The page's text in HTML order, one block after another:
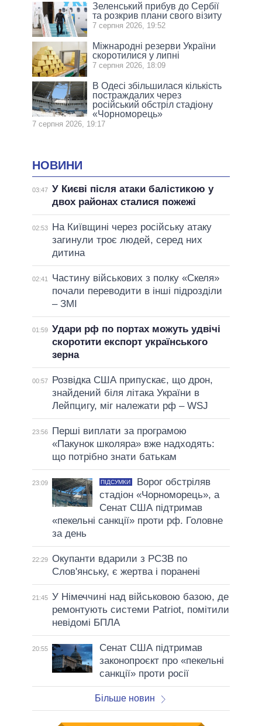
Зеленський прибув до Сербії
та розкрив плани свого візиту
7 серпня 2026, 19:52
Міжнародні резерви України
скоротилися у липні
7 серпня 2026, 18:09
В Одесі збільшилася кількість
постраждалих через
російський обстріл стадіону
«Чорноморець»
7 серпня 2026, 19:17
НОВИНИ
03:47 У Києві після атаки балістикою у
двох районах сталися пожежі
02:53
На Київщині через російську атаку
загинули троє людей, серед них
дитина
02:41
Частину військових з полку «Скеля»
почали переводити в інші підрозділи
– ЗМІ
01:59 Удари рф по портах можуть удвічі
скоротити експорт українського
зерна
00:57
Розвідка США припускає, що дрон,
знайдений біля літака України в
Лейпцигу, міг належати рф – WSJ
23:56
Перші виплати за програмою
«Пакунок школяра» вже надходять:
що потрібно знати батькам
23:09 ПІДСУМКИ
Ворог обстріляв
стадіон «Чорноморець», а
Сенат США підтримав
«пекельні санкції» проти рф. Головне
за день
22:29 Окупанти вдарили з РСЗВ по
Слов'янську, є жертва і поранені
21:45 У Німеччині над військовою базою, де
ремонтують системи Patriot, помітили
невідомі БПЛА
20:55
Сенат США підтримав
законопроєкт про «пекельні
санкції» проти росії
Більше новин